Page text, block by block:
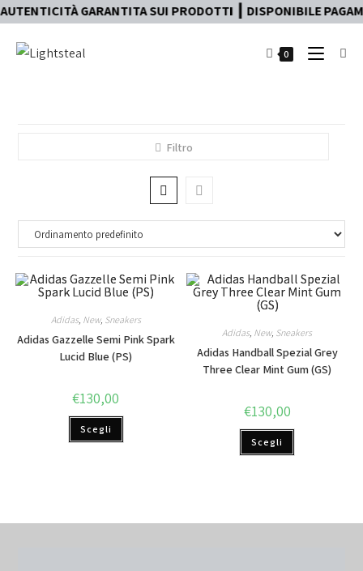
GARANTITA SUI PRODOTTI ┃ DISPONIBILE
0
Filtro
Adidas, New, Sneakers
Adidas Gazzelle Semi Pink Spark
Lucid Blue (PS)
€130,00
Scegli
Adidas, New, Sneakers
Adidas Handball Spezial Grey
Three Clear Mint Gum (GS)
€130,00
Scegli